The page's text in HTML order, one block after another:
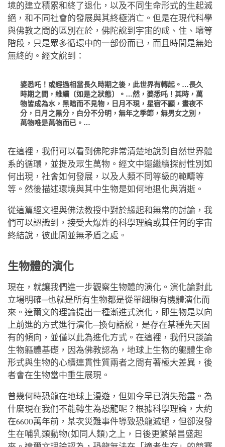
境的建立積累和終了退化，以及不同生命形式的生起滅
絕，和不同社會的發展與其終極消亡。但是在現代科學
與佛教之間的區別在於，佛陀說到宇宙的成、住、壞等
階段，只是眾多循環中的一部份而已，而且時間是無始
無終的。經文說到：
婆悉吒！或經過相當長久時期之後，此世界有轉起。…長久
時期之間，維續〔如是之狀態〕。…然，婆悉吒！其時，萬
物皆成為水，黑暗而不見物，日月不現，星宿不顯，晝夜不
分，日月之黑分，白分不分明，無年之季節，無男女之別，
萬物唯是萬物而已。…
在這裡，我們可以看到佛陀非常清楚地說到自然世界體
系的循環，並提及眾生萬物。經文中還繼續探討性別如
何出現，社會如何發展，以及人類不同等級的範疇等
等。然後描述環境與其中生物是如何地退化與消逝。
從這篇經文裡與佛法教授中對於緣起和無常的討論，我
們可以認識到，接受大爆炸的科學理論或其任何的宇宙
終結說，彼此間並無矛盾之處。
生物體的演化
現在，就讓我們進一步觀察生物體的演化。演化論對此
立場明確─也就是所有生物都是從單細胞有機體演化而
來。達爾文的理論提出一種漸進式演化，即生物是以向
上前進的方式進行演化─換句話說，是存在某種先天固
有的傾向，並僅以此為進化方式。在這裡，我們只談論
生物軀體基礎，因為佛教認為，地球上生物的軀體生命
形式與生物的心續連貫性質兩者之間有著極大差異，後
者會在生物當中重生展現。
曾幾何時恐龍在地球上漫遊，但如今早已消失殆盡。為
什麼現在我們不能轉生為恐龍呢？根據科學理論，大約
在6600萬年前，某次災難事件導致恐龍滅絕，但卻沒發
生在哺乳類動物(如同人類)之上，日後更繁榮昌盛起